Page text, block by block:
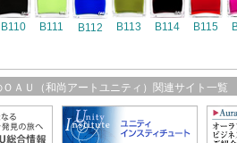
B110 B111 B112 B113 B114 B115
ＡＵ（和尚アートユニティ）関連サイト一覧